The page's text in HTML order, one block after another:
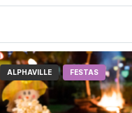
ALPHAVILLE FESTAS